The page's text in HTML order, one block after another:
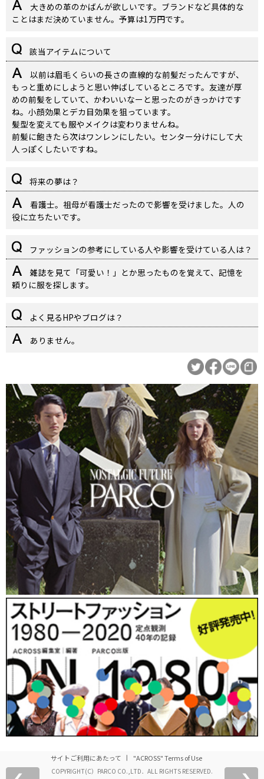
大きめの革のかばんが欲しいです。ブランドなど具体的な
ことはまだ決めていません。予算は1万円です。
該当アイテムについて
以前は眉毛くらいの長さの直線的な前髪だったんですが、
もっと重めにしようと思い伸ばしているところです。友達が厚
めの前髪をしていて、かわいいなーと思ったのがきっかけです
ね。小顔効果とデカ目効果を狙っています。
髪型を変えても服やメイクは変わりませんね。
前髪に飽きたら次はワンレンにしたい。センター分けにして大
人っぽくしたいですね。
将来の夢は？
看護士。祖母が看護士だったので影響を受けました。人の
役に立ちたいです。
ファッションの参考にしている人や影響を受けている人は？
雑誌を見て「可愛い！」とか思ったものを覚えて、記憶を
頼りに服を探します。
よく見るHPやブログは？
ありません。
サイトご利用にあたって "ACROSS" Terms of Use
COPYRIGHT(C）PARCO CO.,LTD．ALL RIGHTS RESERVED.